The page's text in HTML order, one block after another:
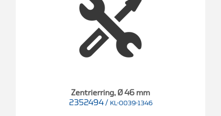
Zentrierring, Ø 46 mm
2352494 / KL-0039-1346